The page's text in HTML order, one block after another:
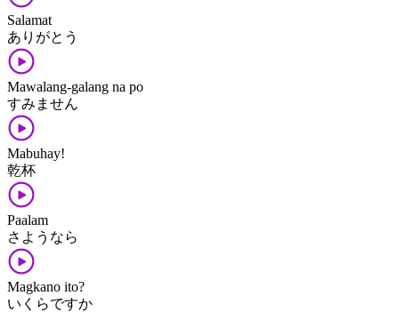
Salamat
ありがとう
Mawalang-galang na po
すみません
Mabuhay!
乾杯
Paalam
さようなら
Magkano ito?
いくらですか